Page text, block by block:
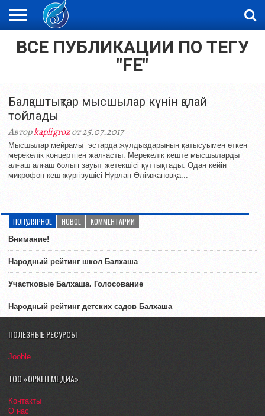
ЖАҢАЛЫҚТАР
НОВОСТИ
ВИДЕО
ФОТОРЕПОРТАЖИ
ОРКЕН
ВСЕ ПУБЛИКАЦИИ ПО ТЕГУ
"FE"
Балқаштықтар мысшылар күнін қалай
тойлады
Авторkapligrozот 25.07.2017
Мысшылар мейрамы эстарда жұлдыздарының қатысуымен өткен
мерекелік концертпен жалғасты. Мерекелік кеште мысшыларды
алғаш алғаш болып зауыт жетекшісі құттықтады. Одан кейін
микрофон кеш жүргізушісі Нұрлан Әлімжановқа...
ПОПУЛЯРНОЕ НОВОЕ КОММЕНТАРИИ
Внимание!
Народный рейтинг школ Балхаша
Участковые Балхаша. Голосование
Народный рейтинг детских садов Балхаша
ПОЛЕЗНЫЕ РЕСУРСЫ
Jooble
ТОО «ОРКЕН МЕДИА»
Контакты
О нас